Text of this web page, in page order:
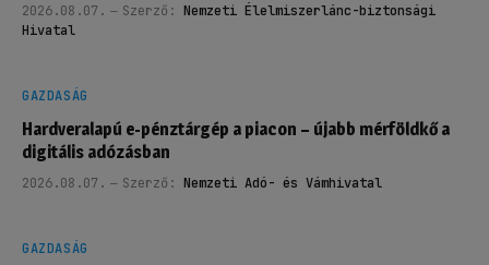
2026.08.07. Szerző: Nemzeti Élelmiszerlánc-biztonsági
Hivatal
GAZDASÁG
Hardveralapú e-pénztárgép a piacon – újabb mérföldkő a
digitális adózásban
2026.08.07. Szerző: Nemzeti Adó- és Vámhivatal
GAZDASÁG